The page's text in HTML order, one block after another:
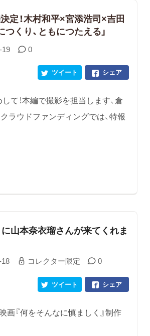
定！木村和平×宮添浩司×吉田
つくり、ともにつたえる」
19 0
シェア
ツイート
て！本編で撮影を担当します、倉
ラウドファンディングでは、特報
に山本奈衣瑠さんが来てくれま
コレクター限定 0
シェア
ツイート
画『何をそんなに慎ましく』制作